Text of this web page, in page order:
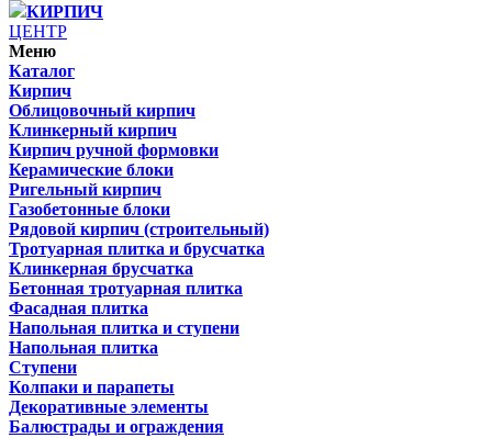
КИРПИЧ
ЦЕНТР
Меню
Каталог
Кирпич
Облицовочный кирпич
Клинкерный кирпич
Кирпич ручной формовки
Керамические блоки
Ригельный кирпич
Газобетонные блоки
Рядовой кирпич (строительный)
Тротуарная плитка и брусчатка
Клинкерная брусчатка
Бетонная тротуарная плитка
Фасадная плитка
Напольная плитка и ступени
Напольная плитка
Ступени
Колпаки и парапеты
Декоративные элементы
Балюстрады и ограждения